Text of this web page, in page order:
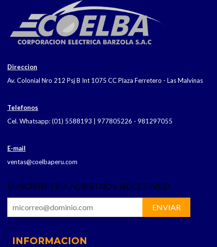
Direccion
Av. Colonial Nro 212 Psj B Int 1075 CC Plaza Ferretero - Las Malvinas
Telefonos
Cel. Whatsapp: (01) 5588193 | 977805226 - 981297055
E-mail
ventas@coelbaperu.com
SUSCRIBETE A NUESTROS BOLETINES!
INFORMACION